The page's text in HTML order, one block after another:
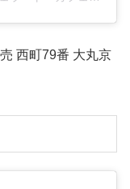
西町79番 大丸京